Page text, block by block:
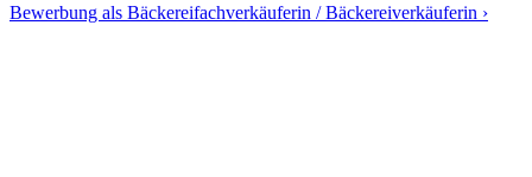
Bewerbung als Bäckereifachverkäuferin / Bäckereiverkäuferin ›